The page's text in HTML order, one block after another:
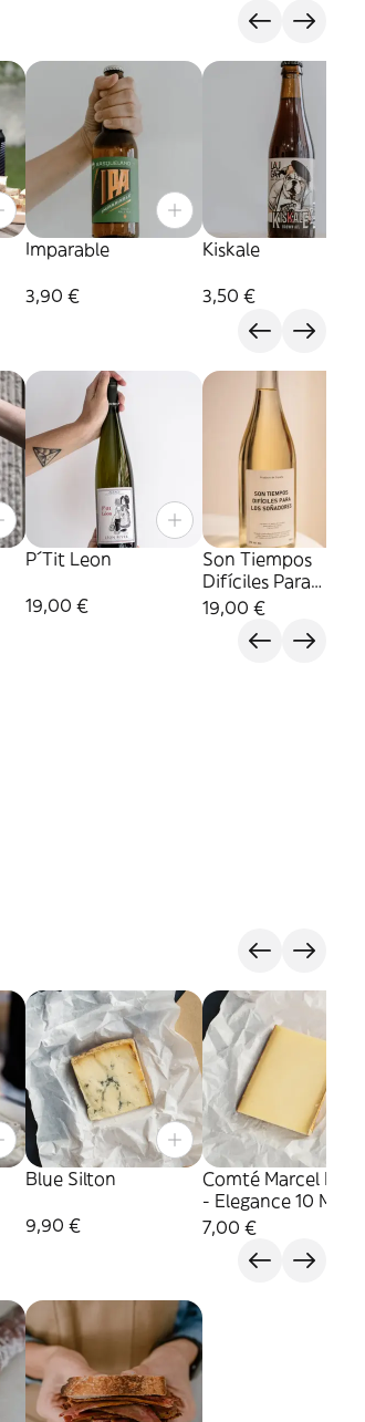
Imparable
3,90 €
Kiskale
3,50 €
P´Tit Leon
19,00 €
Son Tiempos
Difíciles Para
Soñadores
19,00 €
Blue Silton
9,90 €
Comté Marcel Petite
- Elegance 10 Meses
7,00 €